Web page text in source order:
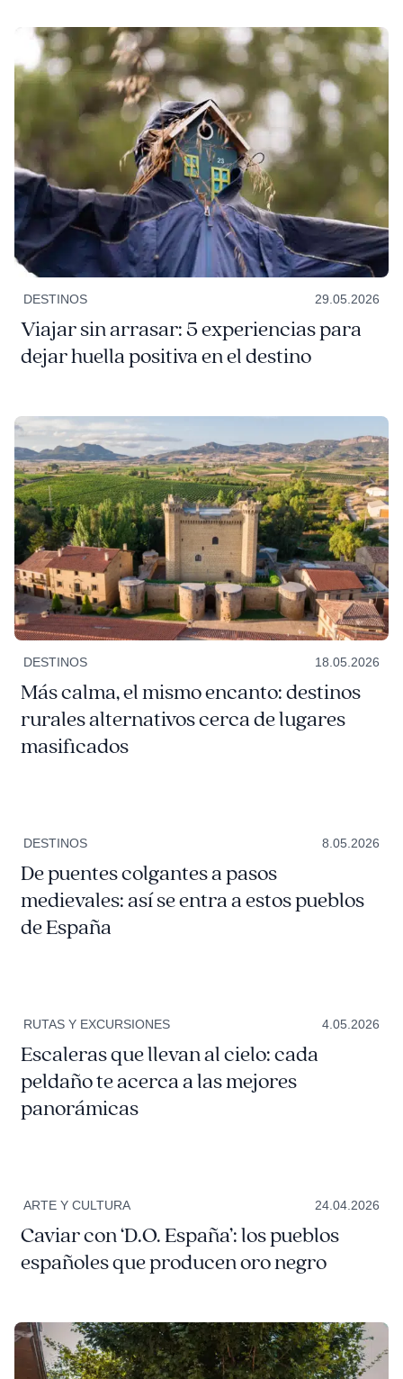
DESTINOS 29.05.2026
Viajar sin arrasar: 5 experiencias para
dejar huella positiva en el destino
DESTINOS 18.05.2026
Más calma, el mismo encanto: destinos
rurales alternativos cerca de lugares
masificados
DESTINOS 8.05.2026
De puentes colgantes a pasos
medievales: así se entra a estos pueblos
de España
RUTAS Y EXCURSIONES 4.05.2026
Escaleras que llevan al cielo: cada
peldaño te acerca a las mejores
panorámicas
ARTE Y CULTURA 24.04.2026
Caviar con ‘D.O. España’: los pueblos
españoles que producen oro negro